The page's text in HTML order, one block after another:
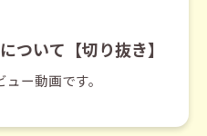
ついて【切り抜き】
ー動画です。